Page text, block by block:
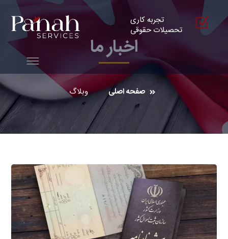
تجربه کاری
تحصیلات حقوقی
اخبار ما
صفحه اصلی وبلاگ